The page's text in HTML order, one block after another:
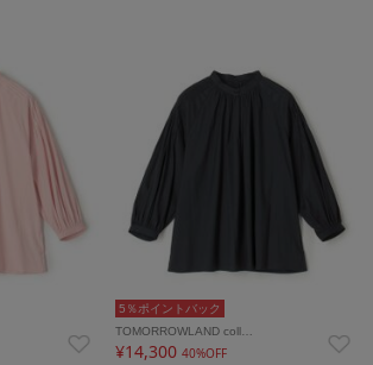
5％ポイントバック
TOMORROWLAND coll…
¥14,30040%OFF